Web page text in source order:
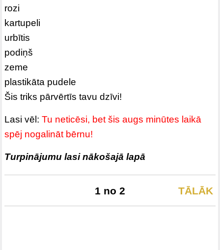
rozi
kartupeli
urbītis
podiņš
zeme
plastikāta pudele
Šis triks pārvērtīs tavu dzīvi!
Lasi vēl:Tu neticēsi, bet šis augs minūtes laikā
spēj nogalināt bērnu!
Turpinājumu lasi nākošajā lapā
TĀLĀK
1 no 2